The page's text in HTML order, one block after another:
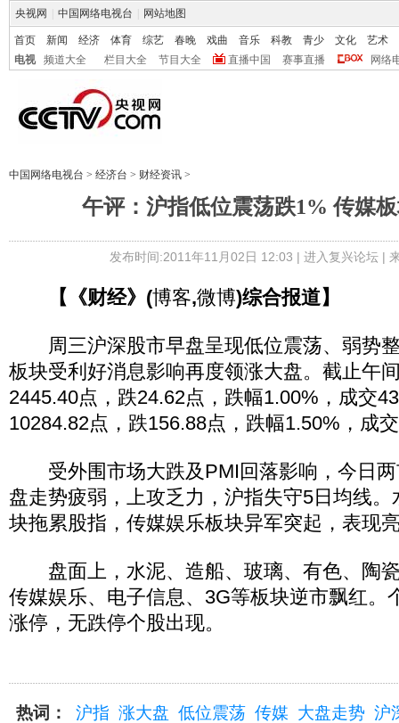
央视网 中国网络电视台 网站地图
首页 新闻 经济 体育 综艺 春晚 戏曲 音乐 科教 青少 文化
艺术
电视
频道大全 栏目大全 节目大全 直播中国 赛事直播 网络
中国网络电视台 > 经济台 > 财经资讯 >
午评：沪指低位震荡跌1% 传媒
发布时间:2011年11月02日 12:03 | 进入复兴论坛|
【《财经》(博客,微博)综合报道】
周三沪深股市早盘呈现低位震荡、弱势
板块受利好消息影响再度领涨大盘。截止午
2445.40点，跌24.62点，跌幅1.00%，成交
10284.82点，跌156.88点，跌幅1.50%，成
受外围市场大跌及PMI回落影响，今日两
盘走势疲弱，上攻乏力，沪指失守5日均线
块拖累股指，传媒娱乐板块异军突起，表现
盘面上，水泥、造船、玻璃、有色、陶
传媒娱乐、电子信息、3G等板块逆市飘红。
涨停，无跌停个股出现。
热词： 沪指 涨大盘 低位震荡 传媒 大盘走势 沪